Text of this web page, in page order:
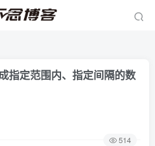
指定范围内、指定间隔的数
514